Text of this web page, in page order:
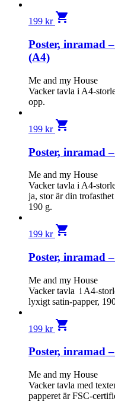
199 kr shopping_cart
Poster, inramad
(A4)
Me and my House
Vacker tavla i A4-
opp.
199 kr shopping_cart
Poster, inramad
Me and my House
Vacker tavla i A4-
ja, stor är din
190 g.
199 kr shopping_cart
Poster, inramad
Me and my House
Vacker tavla i A4-
lyxigt satin-papper,
199 kr shopping_cart
Poster, inramad
Me and my House
Vacker tavla med
papperet är FSC-